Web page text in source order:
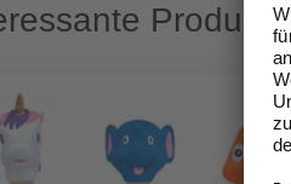
Produkte